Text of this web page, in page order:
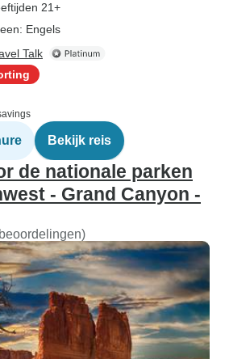
21+
Engels
Talk
Bekijk reis
de nationale parken
- Grand Canyon -